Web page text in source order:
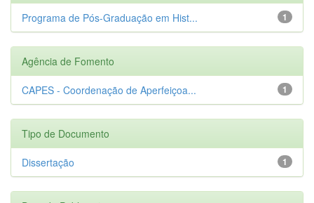
1
Programa de Pós-Graduação em Hist...
Agência de Fomento
1
CAPES - Coordenação de Aperfeiçoa...
Tipo de Documento
1
Dissertação